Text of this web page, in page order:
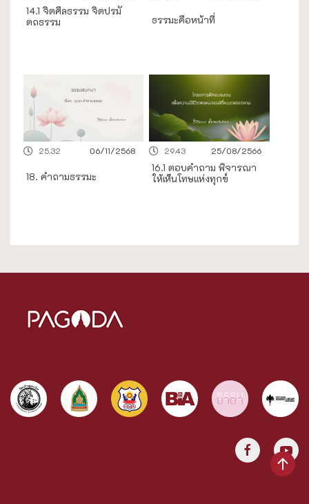
14.1 จิตศีลธรรม จิตปรมั
ตถธรรม
ธรรมะคือหน้าที่
06/11/2568
25.32
18. คำถามธรรมะ
25/08/2566
29.43
16.1 ตอบคำถาม พิจารณา
ให้เห็นโทษแห่งทุกข์